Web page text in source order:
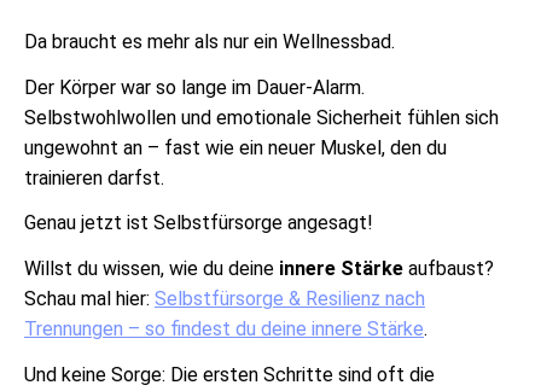
Da braucht es mehr als nur ein Wellnessbad.
Der Körper war so lange im Dauer-Alarm.
Selbstwohlwollen und emotionale Sicherheit fühlen sich
ungewohnt an – fast wie ein neuer Muskel, den du
trainieren darfst.
Genau jetzt ist Selbstfürsorge angesagt!
Willst du wissen, wie du deine innere Stärke aufbaust?
Schau mal hier: Selbstfürsorge & Resilienz nach
Trennungen – so findest du deine innere Stärke.
Und keine Sorge: Die ersten Schritte sind oft die